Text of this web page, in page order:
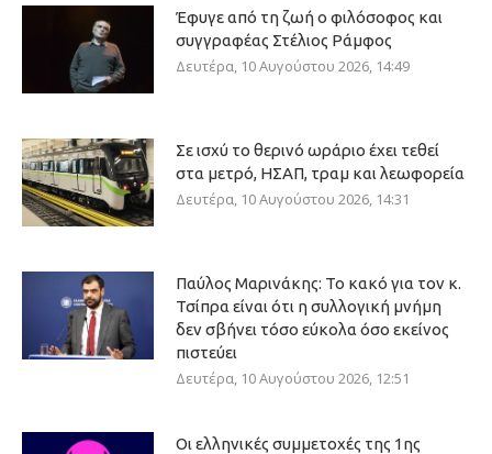
Έφυγε από τη ζωή ο φιλόσοφος και
συγγραφέας Στέλιος Ράμφος
Δευτέρα, 10 Αυγούστου 2026, 14:49
Σε ισχύ το θερινό ωράριο έχει τεθεί
στα μετρό, ΗΣΑΠ, τραμ και λεωφορεία
Δευτέρα, 10 Αυγούστου 2026, 14:31
Παύλος Μαρινάκης: Το κακό για τον κ.
Τσίπρα είναι ότι η συλλογική μνήμη
δεν σβήνει τόσο εύκολα όσο εκείνος
πιστεύει
Δευτέρα, 10 Αυγούστου 2026, 12:51
Οι ελληνικές συμμετοχές της 1ης